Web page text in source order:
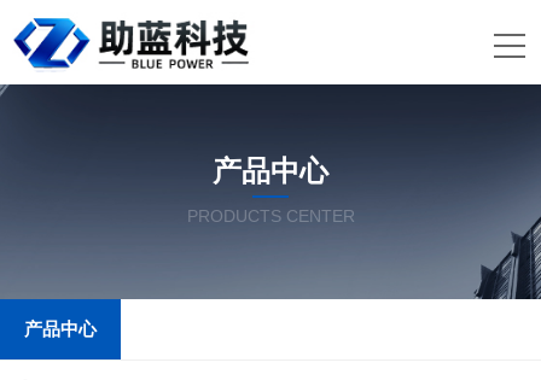
产品中心
PRODUCTS CENTER
产品中心